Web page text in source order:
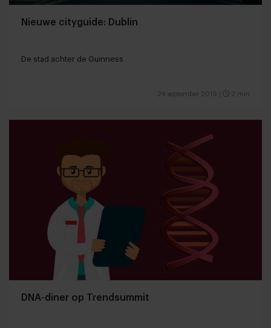
Nieuwe cityguide: Dublin
De stad achter de Guinness
24 september 2019 2 min
DNA-diner op Trendsummit